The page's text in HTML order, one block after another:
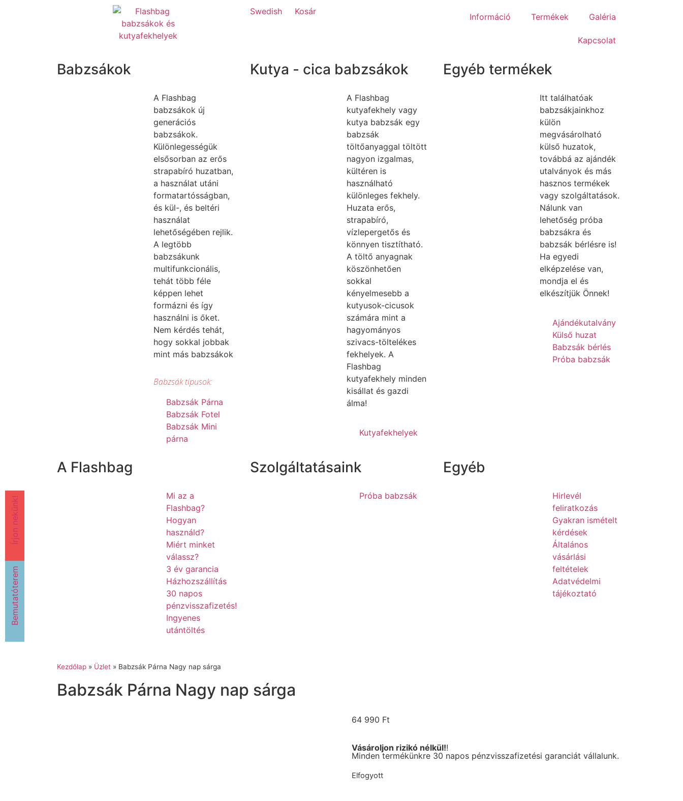
Swedish Kosár
Információ Termékek Galéria
Kapcsolat
Babzsákok
A Flashbag
babzsákok új
generációs
babzsákok.
Különlegességük
elsősorban az erős
strapabíró huzatban,
a használat utáni
formatartósságban,
és kül-, és beltéri
használat
lehetőségében rejlik.
A legtöbb
babzsákunk
multifunkcionális,
tehát több féle
képpen lehet
formázni és így
használni is őket.
Nem kérdés tehát,
hogy sokkal jobbak
mint más babzsákok
Babzsák típusok:
Babzsák Párna
Babzsák Fotel
Babzsák Mini
párna
Kutya - cica babzsákok
A Flashbag
kutyafekhely vagy
kutya babzsák egy
babzsák
töltőanyaggal töltött
nagyon izgalmas,
kültéren is
használható
különleges fekhely.
Huzata erős,
strapabíró,
vízlepergetős és
könnyen tisztítható.
A töltő anyagnak
köszönhetően
sokkal
kényelmesebb a
kutyusok-cicusok
számára mint a
hagyományos
szivacs-töltelékes
fekhelyek. A
Flashbag
kutyafekhely minden
kisállat és gazdi
álma!
Kutyafekhelyek
Egyéb termékek
Itt találhatóak
babzsákjainkhoz
külön
megvásárolható
külső huzatok,
továbbá az ajándék
utalványok és más
hasznos termékek
vagy szolgáltatások.
Nálunk van
lehetőség próba
babzsákra és
babzsák bérlésre is!
Ha egyedi
elképzelése van,
mondja el és
elkészítjük Önnek!
Ajándékutalvány
Külső huzat
Babzsák bérlés
Próba babzsák
A Flashbag
Mi az a
Flashbag?
Hogyan
használd?
Miért minket
válassz?
3 év garancia
Házhozszállítás
30 napos
pénzvisszafizetés!
Ingyenes
utántöltés
Szolgáltatásaink
Próba babzsák
Egyéb
Hirlevél
feliratkozás
Gyakran ismételt
kérdések
Általános
vásárlási
feltételek
Adatvédelmi
tájékoztató
Bemutatóterem
Írjon nekünk!
Kezdőlap » Üzlet » Babzsák Párna Nagy nap sárga
Babzsák Párna Nagy nap sárga
64 990 Ft
Vásároljon rizikó nélkül!!
Minden termékünkre 30 napos pénzvisszafizetési garanciát vállalunk.
Elfogyott